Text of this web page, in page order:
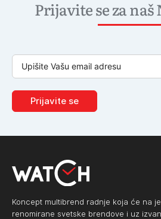
Prijavite se za
Prijavite se
Koncept multibrend radnje koja će na
renomirane svetske brendove i uz